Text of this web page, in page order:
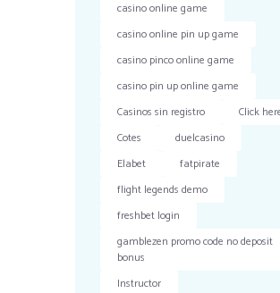
casino online game
casino online pin up game
casino pinco online game
casino pin up online game
Casinos sin registro
Click
Cotes
duelcasino
Elabet
fatpirate
flight legends demo
freshbet login
gamblezen promo code no deposit
bonus
Instructor